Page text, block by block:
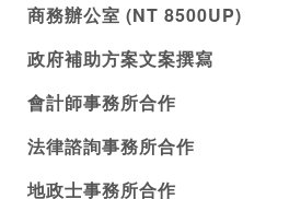
商務辦公室 (NT 8500UP)
政府補助方案文案撰寫
會計師事務所合作
法律諮詢事務所合作
地政士事務所合作